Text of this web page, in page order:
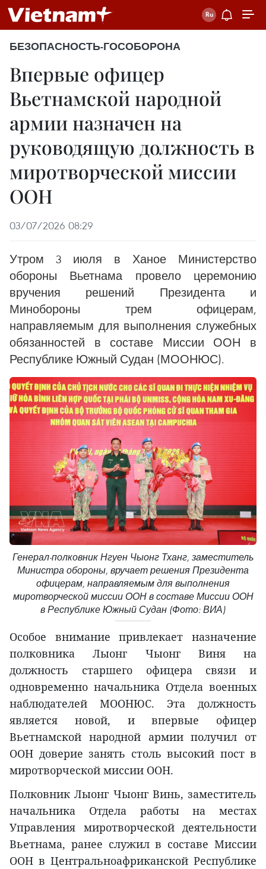
БЕЗОПАСНОСТЬ-ГОСОБОРОНА
Впервые офицер
Вьетнамской народной
армии назначен на
руководящую должность в
миротворческой миссии
ООН
03/07/2026 08:29
Утром 3 июля в Ханое Министерство
обороны Вьетнама провело церемонию
вручения решений Президента и
Минобороны трем офицерам,
направляемым для выполнения служебных
обязанностей в составе Миссии ООН в
Республике Южный Судан (МООНЮС).
Генерал-полковник Нгуен Чыонг Тханг, заместитель
Министра обороны, вручает решения Президента
офицерам, направляемым для выполнения
миротворческой миссии ООН в составе Миссии ООН
в Республике Южный Судан (Фото: ВИА)
Особое внимание привлекает назначение
полковника Лыонг Чыонг Виня на
должность старшего офицера связи и
одновременно начальника Отдела военных
наблюдателей МООНЮС. Эта должность
является новой, и впервые офицер
Вьетнамской народной армии получил от
ООН доверие занять столь высокий пост в
миротворческой миссии ООН.
Полковник Лыонг Чыонг Винь, заместитель
начальника Отдела работы на местах
Управления миротворческой деятельности
Вьетнама, ранее служил в составе Миссии
ООН в Центральноафриканской Республике